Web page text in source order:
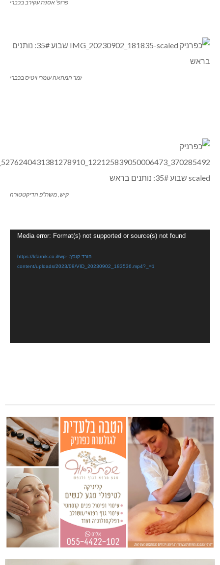
פרופ’ אסנת עקירב בכברי
זמר המחאה עומרי ויטיס בכברי
קיש, משת”פ הדיקטטורה
Media error: Format(s) not supported or source(s) not found
הורד קובץ: https://kfarnik.co.il/wp-
content/uploads/2023/09/VID_20230902_183536.mp4?_=1